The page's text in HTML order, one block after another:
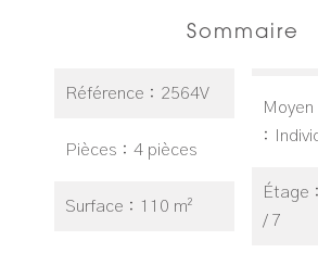
Sommaire
Référence 2564V
Pièces 4 pièces
Surface 110 m²
Étage
/ 7